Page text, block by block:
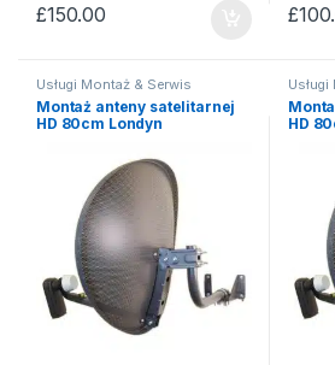
£150.00 £
Usługi Montaż & Serwis
Montaż anteny satelitarnej
HD 80cm Londyn
HD